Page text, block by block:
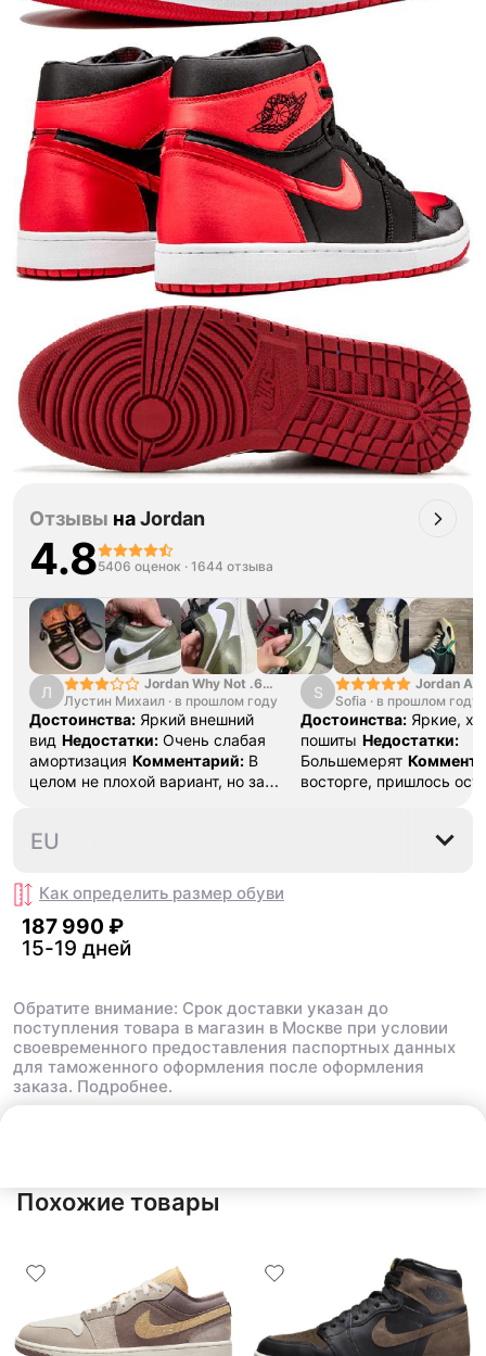
Отзывы наJordan
4.85406 оценок · 1644 отзыва
Л
Jordan Why Not .6
"Bright Crimson" PF
Лустин Михаил · в прошлом году
Достоинства: Яркий внешний
вид Недостатки: Очень слабая
амортизация Комментарий: В
целом не плохой вариант, но за
баскетбольных кроссовок
S
Jordan Air
SE "Turf
Sofia · в прошлом году
Достоинства: Яркие,
пошиты Недостатки:
Большемерят
восторге, пришлось
EU
Как определить размер обуви
187 990 ₽
15-19 дней
Обратите внимание: Срок доставки указан до
поступления товара в магазин в Москве при условии
своевременного предоставления паспортных данных
для таможенного оформления после оформления
заказа. Подробнее.
Похожие товары